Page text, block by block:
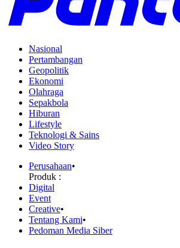
Nasional
Pertambangan
Geopolitik
Ekonomi
Olahraga
Sepakbola
Hiburan
Lifestyle
Teknologi & Sains
Video Story
Perusahaan•
Produk :
Digital
Event
Creative•
Tentang Kami•
Pedoman Media Siber